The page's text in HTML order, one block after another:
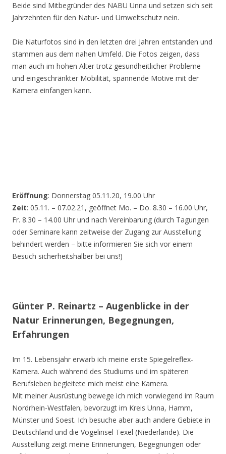
Beide sind Mitbegründer des NABU Unna und setzen sich seit
Jahrzehnten für den Natur- und Umweltschutz nein.
Die Naturfotos sind in den letzten drei Jahren entstanden und
stammen aus dem nahen Umfeld. Die Fotos zeigen, dass
man auch im hohen Alter trotz gesundheitlicher Probleme
und eingeschränkter Mobilität, spannende Motive mit der
Kamera einfangen kann.
Eröffnung: Donnerstag 05.11.20, 19.00 Uhr
Zeit: 05.11. – 07.02.21, geöffnet Mo. – Do. 8.30 – 16.00 Uhr,
Fr. 8.30 – 14.00 Uhr und nach Vereinbarung (durch Tagungen
oder Seminare kann zeitweise der Zugang zur Ausstellung
behindert werden – bitte informieren Sie sich vor einem
Besuch sicherheitshalber bei uns!)
Günter P. Reinartz – Augenblicke in der
Natur Erinnerungen, Begegnungen,
Erfahrungen
Im 15. Lebensjahr erwarb ich meine erste Spiegelreflex-
Kamera. Auch während des Studiums und im späteren
Berufsleben begleitete mich meist eine Kamera.
Mit meiner Ausrüstung bewege ich mich vorwiegend im Raum
Nordrhein-Westfalen, bevorzugt im Kreis Unna, Hamm,
Münster und Soest. Ich besuche aber auch andere Gebiete in
Deutschland und die Vogelinsel Texel (Niederlande). Die
Ausstellung zeigt meine Erinnerungen, Begegnungen oder